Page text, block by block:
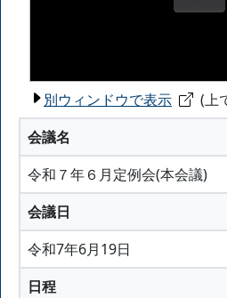
別ウィンドウで表示
(上
会議名
令和７年６月定例会(本会議)
会議日
令和7年6月19日
日程